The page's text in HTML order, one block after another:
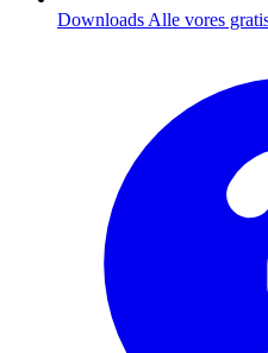
Downloads Alle vores